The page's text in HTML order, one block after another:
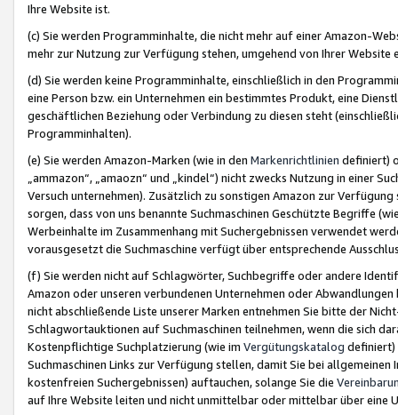
Ihre Website ist.
(c) Sie werden Programminhalte, die nicht mehr auf einer Amazon-
mehr zur Nutzung zur Verfügung stehen, umgehend von Ihrer
(d) Sie werden keine Programminhalte, einschließlich in den
eine Person bzw. ein Unternehmen ein bestimmtes Produkt, eine
geschäftlichen Beziehung oder Verbindung zu diesen steht
Programminhalten).
(e) Sie werden Amazon-Marken (wie in den Markenrichtlinien definiert)
„ammazon“, „amaozn“ und „kindel“) nicht zwecks Nutzung in einer
Versuch unternehmen). Zusätzlich zu sonstigen Amazon zur
sorgen, dass von uns benannte Suchmaschinen Geschützte Begriffe
Werbeinhalte im Zusammenhang mit Suchergebnissen verwendet
vorausgesetzt die Suchmaschine verfügt über entsprechende
(f) Sie werden nicht auf Schlagwörter, Suchbegriffe oder andere
Amazon oder unseren verbundenen Unternehmen oder
nicht abschließende Liste unserer Marken entnehmen Sie bitte der
Schlagwortauktionen auf Suchmaschinen teilnehmen, wenn die sich
Kostenpflichtige Suchplatzierung (wie im Vergütungskatalog definiert)
Suchmaschinen Links zur Verfügung stellen, damit Sie bei
kostenfreien Suchergebnissen) auftauchen, solange Sie die
auf Ihre Website leiten und nicht unmittelbar oder mittelbar über eine